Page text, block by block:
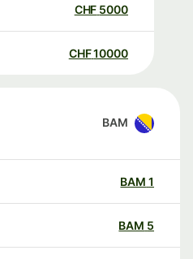
5000
CHF
10000
CHF
BAM
BAM
BAM